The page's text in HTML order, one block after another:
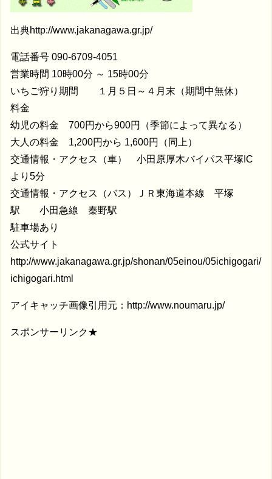
出典http://www.jakanagawa.gr.jp/
電話番号 090-6709-4051
営業時間 10時00分 ～ 15時00分
いちご狩り期間 １月５日～４月末（期間中無休）
料金
幼児の料金 700円から900円（季節によって異なる）
大人の料金 1,200円から 1,600円（同上）
交通情報・アクセス（車） 小田原厚木バイパス平塚IC
より5分
交通情報・アクセス（バス）ＪＲ東海道本線 平塚
駅 小田急線 秦野駅
駐車場あり
公式サイト
http://www.jakanagawa.gr.jp/shonan/05einou/05ichigogari/
ichigogari.html
アイキャッチ画像引用元：http://www.noumaru.jp/
スポンサーリンク★